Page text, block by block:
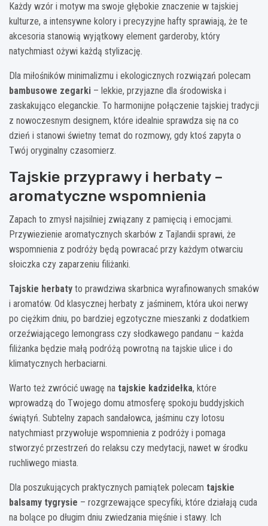
Każdy wzór i motyw ma swoje głębokie znaczenie w tajskiej
kulturze, a intensywne kolory i precyzyjne hafty sprawiają, że te
akcesoria stanowią wyjątkowy element garderoby, który
natychmiast ożywi każdą stylizację.
Dla miłośników minimalizmu i ekologicznych rozwiązań polecam
bambusowe zegarki – lekkie, przyjazne dla środowiska i
zaskakująco eleganckie. To harmonijne połączenie tajskiej tradycji
z nowoczesnym designem, które idealnie sprawdza się na co
dzień i stanowi świetny temat do rozmowy, gdy ktoś zapyta o
Twój oryginalny czasomierz.
Tajskie przyprawy i herbaty –
aromatyczne wspomnienia
Zapach to zmysł najsilniej związany z pamięcią i emocjami.
Przywiezienie aromatycznych skarbów z Tajlandii sprawi, że
wspomnienia z podróży będą powracać przy każdym otwarciu
słoiczka czy zaparzeniu filiżanki.
Tajskie herbaty to prawdziwa skarbnica wyrafinowanych smaków
i aromatów. Od klasycznej herbaty z jaśminem, która ukoi nerwy
po ciężkim dniu, po bardziej egzotyczne mieszanki z dodatkiem
orzeźwiającego lemongrass czy słodkawego pandanu – każda
filiżanka będzie małą podróżą powrotną na tajskie ulice i do
klimatycznych herbaciarni.
Warto też zwrócić uwagę na tajskie kadzidełka, które
wprowadzą do Twojego domu atmosferę spokoju buddyjskich
świątyń. Subtelny zapach sandałowca, jaśminu czy lotosu
natychmiast przywołuje wspomnienia z podróży i pomaga
stworzyć przestrzeń do relaksu czy medytacji, nawet w środku
ruchliwego miasta.
Dla poszukujących praktycznych pamiątek polecam tajskie
balsamy tygrysie – rozgrzewające specyfiki, które działają cuda
na bolące po długim dniu zwiedzania mięśnie i stawy. Ich